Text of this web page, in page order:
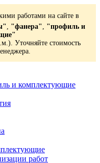
работами на сайте в
, "фанера", "профиль и
Уточняйте стоимость
и комплектующие
работ